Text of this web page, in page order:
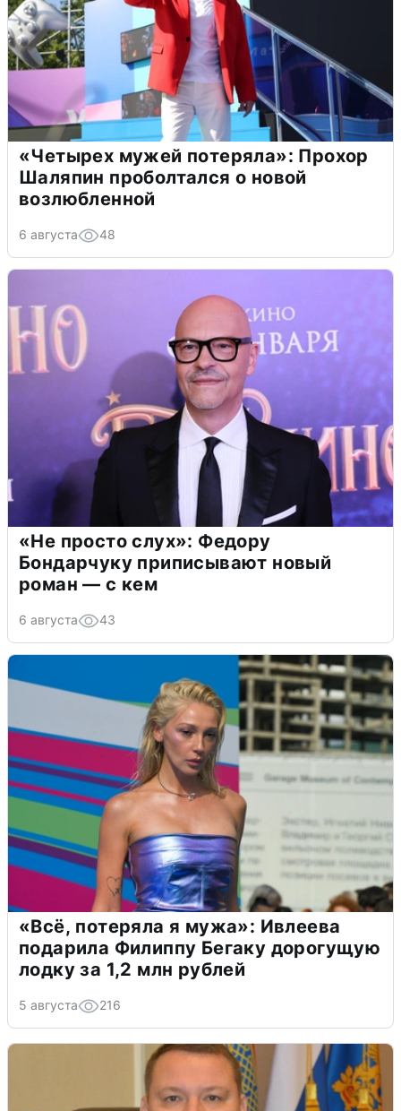
«Четырех мужей потеряла»: Прохор
Шаляпин проболтался о новой
возлюбленной
6 августа 48
«Не просто слух»: Федору
Бондарчуку приписывают новый
роман — с кем
6 августа 43
«Всё, потеряла я мужа»: Ивлеева
подарила Филиппу Бегаку дорогущую
лодку за 1,2 млн рублей
5 августа 216